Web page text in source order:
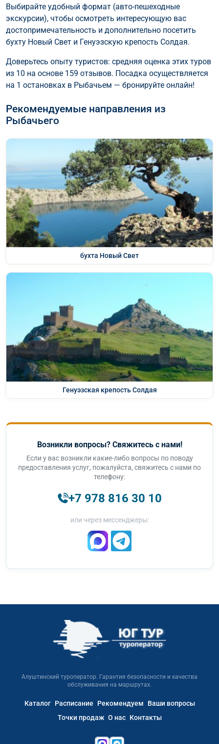
Выбирайте удобный формат (авто-пешеходные
экскурсии), чтобы осмотреть интересующую вас
достопримечательность и дополнительно посетить
бухту Новый Свет и Генуэзскую крепость Солдая.
Доверьтесь опыту туристов: средняя оценка этих туров
из 10 на основе 159 отзывов. Посадка осуществляется
на 1 остановках в Рыбачьем — бронируйте онлайн!
Рекомендуемые направления из
Рыбачьего
бухта Новый Свет
Генуэзская крепость Солдая
Возникли вопросы? Свяжитесь с нами!
Если у вас возникли какие-либо вопросы по поводу
предоставления услуг, пожалуйста, свяжитесь с нами по
телефону:
+7 978 816 30 10
или через мессенджеры:
Алуштинский туроператор. Гарантия безопасности и качества
обслуживания на маршрутах.
Каталог Расписание Рекомендуем
Ваши вопросы
Точки продаж О нас Контакты